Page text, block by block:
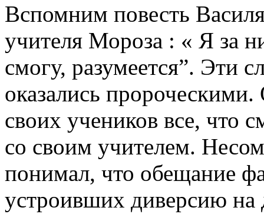
Вспомним повесть
учителя Мороза : « Я за
смогу, разумеется”. Эти
оказались
своих учеников все, что
со своим учителем.
понимал, что обещание
устроивших диверсию на